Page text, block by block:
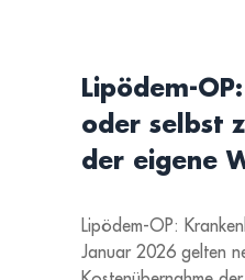
Lipödem-
oder selbst
der eigene
Lipödem-OP:
Januar 2026 gelten